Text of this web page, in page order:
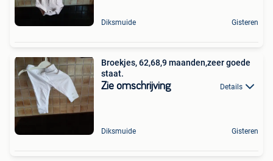
Diksmuide Gisteren
Broekjes, 62,68,9 maanden,zeer goede
staat.
Zie omschrijving Details
Diksmuide Gisteren